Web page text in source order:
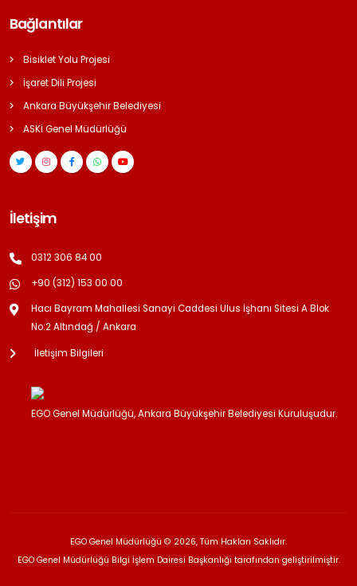
Bağlantılar
Bisiklet Yolu Projesi
İşaret Dili Projesi
Ankara Büyükşehir Belediyesi
ASKİ Genel Müdürlüğü
İletişim
0312 306 84 00
+90 (312) 153 00 00
Hacı Bayram Mahallesi Sanayi Caddesi Ulus İşhanı Sitesi A Blok
No:2 Altındağ / Ankara
İletişim Bilgileri
EGO Genel Müdürlüğü, Ankara Büyükşehir Belediyesi Kuruluşudur.
EGO Genel Müdürlüğü © 2026, Tüm Hakları Saklıdır.
EGO Genel Müdürlüğü Bilgi İşlem Dairesi Başkanlığı tarafından geliştirilmiştir.